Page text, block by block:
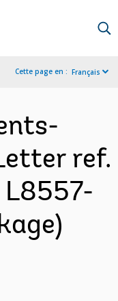
Cette page en : Français
ref.
L8557-